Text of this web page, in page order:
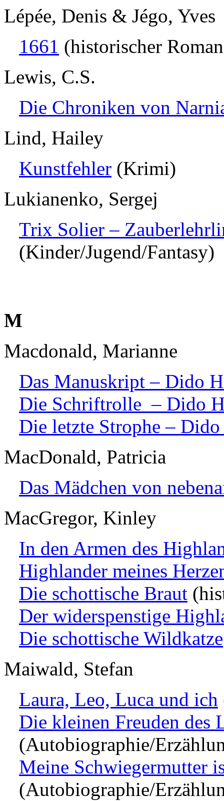
Lépée, Denis & Jégo, Yves
1661 (historischer
Lewis, C.S.
Die Chroniken von
Lind, Hailey
Kunstfehler (Krimi)
Lukianenko, Sergej
Trix Solier –
(Kinder/Jugend/Fantasy)
M
Macdonald, Marianne
Das Manuskript – Dido
Die Schriftrolle – Dido
Die letzte Strophe –
MacDonald, Patricia
Das Mädchen von
MacGregor, Kinley
In den Armen des
Highlander meines
Die schottische Braut
Der widerspenstige
Die schottische Wildkatze
Maiwald, Stefan
Laura, Leo, Luca und ich
Die kleinen Freuden des
(Autobiographie/
Meine Schwiegermutter
(Autobiographie/